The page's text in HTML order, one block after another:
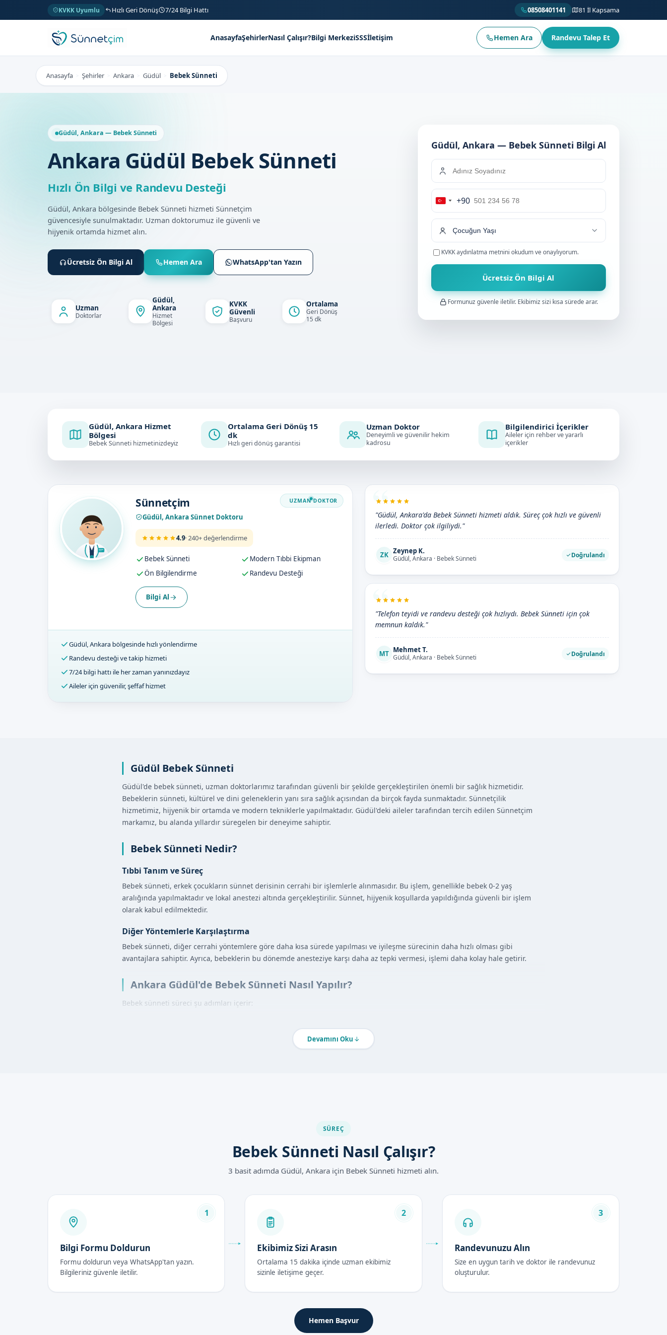
KVKK Uyumlu Hızlı Geri Dönüş 7/24 Bilgi Hattı 08508401141 81 İl Kapsama
AnasayfaŞehirlerNasıl Çalışır?Bilgi MerkeziSSSİletişim Hemen Ara Randevu Talep Et
Anasayfa > Şehirler > Ankara > Güdül > Bebek Sünneti
Güdül, Ankara — Bebek Sünneti
Ankara Güdül Bebek Sünneti
Hızlı Ön Bilgi ve Randevu Desteği
Güdül, Ankara bölgesinde Bebek Sünneti hizmeti Sünnetçim
güvencesiyle sunulmaktadır. Uzman doktorumuz ile güvenli ve
hijyenik ortamda hizmet alın.
Ücretsiz Ön Bilgi Al Hemen Ara WhatsApp'tan Yazın
Uzman
Doktorlar
Güdül,
Ankara
Hizmet
Bölgesi
KVKK
Güvenli
Başvuru
Ortalama
Geri Dönüş
15 dk
Güdül, Ankara — Bebek Sünneti Bilgi Al
Turkey
+90
+90
KVKK aydınlatma metnini okudum ve onaylıyorum.
Ücretsiz Ön Bilgi Al
Formunuz güvenle iletilir. Ekibimiz sizi kısa sürede arar.
Güdül, Ankara Hizmet
Bölgesi
Bebek Sünneti hizmetinizdeyiz
Ortalama Geri Dönüş 15
dk
Hızlı geri dönüş garantisi
Uzman Doktor
Deneyimli ve güvenilir hekim
kadrosu
Bilgilendirici İçerikler
Aileler için rehber ve yararlı
içerikler
DoktorumuzSünnetçim
Güdül, Ankara Sünnet Doktoru
4.9· 240+ değerlendirme
Bebek Sünneti
Modern Tıbbi Ekipman
Ön Bilgilendirme
Randevu Desteği
Bilgi Al
Güdül, Ankara bölgesinde hızlı yönlendirme
Randevu desteği ve takip hizmeti
7/24 bilgi hattı ile her zaman yanınızdayız
Aileler için güvenilir, şeffaf hizmet
"Güdül, Ankara'da Bebek Sünneti hizmeti aldık. Süreç çok hızlı ve güvenli
ilerledi. Doktor çok ilgiliydi."
ZK Zeynep K.
Güdül, Ankara · Bebek Sünneti Doğrulandı
"Telefon teyidi ve randevu desteği çok hızlıydı. Bebek Sünneti için çok
memnun kaldık."
MT Mehmet T.
Güdül, Ankara · Bebek Sünneti Doğrulandı
Güdül Bebek Sünneti
Güdül'de bebek sünneti, uzman doktorlarımız tarafından güvenli bir şekilde gerçekleştirilen önemli bir sağlık hizmetidir.
Bebeklerin sünneti, kültürel ve dini geleneklerin yanı sıra sağlık açısından da birçok fayda sunmaktadır. Sünnetçilik
hizmetimiz, hijyenik bir ortamda ve modern tekniklerle yapılmaktadır. Güdül'deki aileler tarafından tercih edilen Sünnetçim
markamız, bu alanda yıllardır süregelen bir deneyime sahiptir.
Bebek Sünneti Nedir?
Tıbbi Tanım ve Süreç
Bebek sünneti, erkek çocukların sünnet derisinin cerrahi bir işlemlerle alınmasıdır. Bu işlem, genellikle bebek 0-2 yaş
aralığında yapılmaktadır ve lokal anestezi altında gerçekleştirilir. Sünnet, hijyenik koşullarda yapıldığında güvenli bir işlem
olarak kabul edilmektedir.
Diğer Yöntemlerle Karşılaştırma
Bebek sünneti, diğer cerrahi yöntemlere göre daha kısa sürede yapılması ve iyileşme sürecinin daha hızlı olması gibi
avantajlara sahiptir. Ayrıca, bebeklerin bu dönemde anesteziye karşı daha az tepki vermesi, işlemi daha kolay hale getirir.
Ankara Güdül'de Bebek Sünneti Nasıl Yapılır?
Bebek sünneti süreci şu adımları içerir:
Bebek, uzman doktorumuz tarafından muayene edilir.
İşlem öncesi lokal anestezi uygulanır.
Kültürel ve dini geleneklerin yerine getirilmesi sağlanır.
Çocukların cinsel sağlıkları korunur.
Psikolojik olarak olumlu etkileri vardır.
Bebek Sünneti Fiyatları 2026
2026 yılında Güdül'de bebek sünneti fiyatları, işlem yapılacak olan sağlık kuruluşuna ve uzman doktorun deneyimine göre
değişmektedir. Genel olarak fiyat aralığı, 1500 TL ile 3000 TL arasında değişiklik göstermektedir. Detaylı bilgi için randevu
Bebek Sünneti Sonrası Bakım Rehberi
Devamını Oku
SÜREÇ
Bebek Sünneti Nasıl Çalışır?
3 basit adımda Güdül, Ankara için Bebek Sünneti hizmeti alın.
1
Bilgi Formu Doldurun
Formu doldurun veya WhatsApp'tan yazın.
Bilgileriniz güvenle iletilir.
2
Ekibimiz Sizi Arasın
Ortalama 15 dakika içinde uzman ekibimiz
sizinle iletişime geçer.
3
Randevunuzu Alın
Size en uygun tarih ve doktor ile randevunuz
oluşturulur.
Hemen Başvur